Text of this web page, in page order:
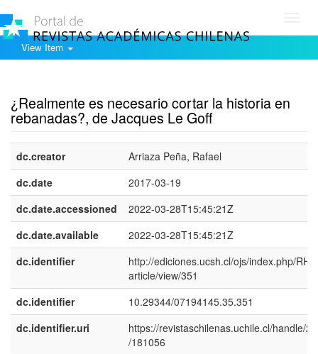
View Item
¿Realmente es necesario cortar la historia en
rebanadas?, de Jacques Le Goff
dc.creator
Arriaza Peña, Rafael
dc.date
2017-03-19
dc.date.accessioned
2022-03-28T15:45:21Z
dc.date.available
2022-03-28T15:45:21Z
dc.identifier
http://ediciones.ucsh.cl/ojs/index.php/
article/view/351
dc.identifier
10.29344/07194145.35.351
dc.identifier.uri
https://revistaschilenas.uchile.cl/handle/
/181056